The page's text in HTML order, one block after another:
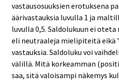
vastausosuuksien erotuksena
äärivastauksia luvulla 1 ja
luvulla 0,5. Saldolukuun ei
eli neutraaleja mielipiteitä eikä
vastauksia. Saldoluku voi
välillä. Mitä korkeamman
saa, sitä valoisampi näkemys